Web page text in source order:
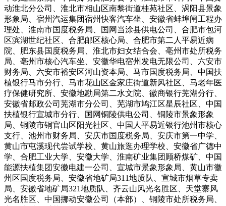
动淮北分公司、淮北市相山区南黎街道桂苑社区、涡阳县景象
形象局、宿州汽运集团宿州快客汽车坐、安徽省蚌埠闸工程办
理处、淮南市国度税务局、国网当涂县供电公司、合肥市包河
区滨湖世纪社区、合肥邮区核心局、合肥市第二人平易近病
院、肥东县国度税务局、淮北市妇女结合会、亳州市处所税务
局、亳州市核心汽车坐、安徽华电宿州发电无限公司、六安市
财务局、六安市裕安区河山资本局、马市国度税务局、中国扶
植银行马市分行、马市花山区金家庄街道新风社区、马老年医
疗保健研究所、安徽地勘局第二水文院、徽商银行芜湖分行、
安徽省邮政公司芜湖市分公司、芜湖市鸠江区星辰社区、中国
扶植银行宣城市分行、国网铜陵供电公司、铜陵市景象形象
局、铜陵市铜官山区阳光社区、中国人平易近银行池州市核心
支行、池州市财务局、安庆市国度税务局、安庆市第一中学、
黄山市屯溪现代尝试学校、黄山旅逛办理学校、安徽省广德中
学、合肥工业大学、安徽大学、淮南矿业集团顾桥煤矿、中国
能源扶植集团安徽电建一公司、宣城市景象形象局、黄山市徽
州区国度税务局、安徽省地矿局311地质队、宣城市烟草专卖
局、安徽省地矿局321地质队、齐云山风光名胜区、天堂寨风
光名胜区、中国挪动安徽公司（本部）、铜陵市处所税务局、